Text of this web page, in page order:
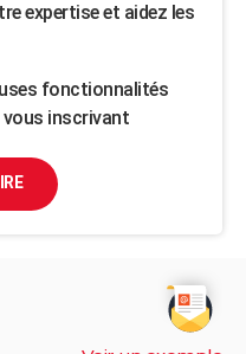
expertise et aidez les
fonctionnalités
vous inscrivant